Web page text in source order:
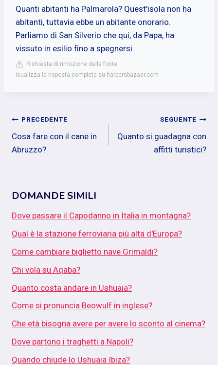
Quanti abitanti ha Palmarola? Quest'isola non ha
abitanti, tuttavia ebbe un abitante onorario.
Parliamo di San Silverio che qui, da Papa, ha
vissuto in esilio fino a spegnersi.
Richiesta di rimozione della fonte
isualizza la risposta completa su harpersbazaar.com
Navigazione
articoli
PRECEDENTE
Cosa fare con il cane in
Abruzzo?
SEGUENTE
Quanto si guadagna con
affitti turistici?
DOMANDE SIMILI
Dove passare il Capodanno in Italia in montagna?
Qual è la stazione ferroviaria più alta d'Europa?
Come cambiare biglietto nave Grimaldi?
Chi vola su Aqaba?
Quanto costa andare in Ushuaia?
Come si pronuncia Beowulf in inglese?
Che età bisogna avere per avere lo sconto al cinema?
Dove partono i traghetti a Napoli?
Quando chiude lo Ushuaia Ibiza?